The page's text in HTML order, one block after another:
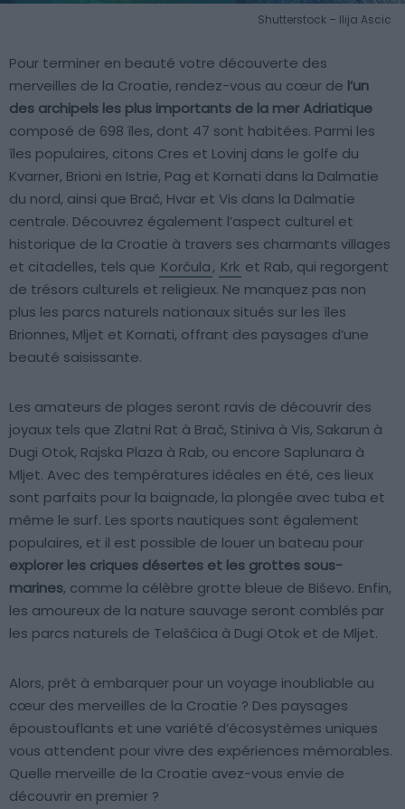
Shutterstock – Ilija Ascic
Pour terminer en beauté votre découverte des
merveilles de la Croatie, rendez-vous au cœur de l’un
des archipels les plus importants de la mer Adriatique
composé de 698 îles, dont 47 sont habitées. Parmi les
îles populaires, citons Cres et Lovinj dans le golfe du
Kvarner, Brioni en Istrie, Pag et Kornati dans la Dalmatie
du nord, ainsi que Brač, Hvar et Vis dans la Dalmatie
centrale. Découvrez également l’aspect culturel et
historique de la Croatie à travers ses charmants villages
et citadelles, tels que Korčula, Krk et Rab, qui regorgent
de trésors culturels et religieux. Ne manquez pas non
plus les parcs naturels nationaux situés sur les îles
Brionnes, Mljet et Kornati, offrant des paysages d’une
beauté saisissante.
Les amateurs de plages seront ravis de découvrir des
joyaux tels que Zlatni Rat à Brač, Stiniva à Vis, Sakarun à
Dugi Otok, Rajska Plaza à Rab, ou encore Saplunara à
Mljet. Avec des températures idéales en été, ces lieux
sont parfaits pour la baignade, la plongée avec tuba et
même le surf. Les sports nautiques sont également
populaires, et il est possible de louer un bateau pour
explorer les criques désertes et les grottes sous-
marines, comme la célèbre grotte bleue de Biševo. Enfin,
les amoureux de la nature sauvage seront comblés par
les parcs naturels de Telašćica à Dugi Otok et de Mljet.
Alors, prêt à embarquer pour un voyage inoubliable au
cœur des merveilles de la Croatie ? Des paysages
époustouflants et une variété d’écosystèmes uniques
vous attendent pour vivre des expériences mémorables.
Quelle merveille de la Croatie avez-vous envie de
découvrir en premier ?